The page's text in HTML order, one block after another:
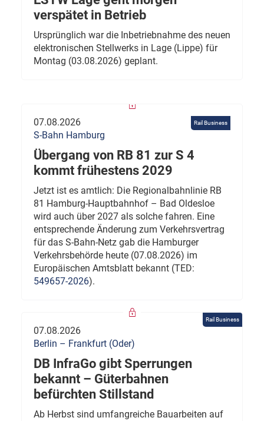
verspätet in Betrieb
Ursprünglich war die Inbetriebnahme des neuen
elektronischen Stellwerks in Lage (Lippe) für
Montag (03.08.2026) geplant.
Rail Business
07.08.2026
S-Bahn Hamburg
Übergang von RB 81 zur S 4
kommt frühestens 2029
Jetzt ist es amtlich: Die Regionalbahnlinie RB
81 Hamburg-Hauptbahnhof – Bad Oldesloe
wird auch über 2027 als solche fahren. Eine
entsprechende Änderung zum Verkehrsvertrag
für das S-Bahn-Netz gab die Hamburger
Verkehrsbehörde heute (07.08.2026) im
Europäischen Amtsblatt bekannt (TED:
549657-2026).
Rail Business
07.08.2026
Berlin – Frankfurt (Oder)
DB InfraGo gibt Sperrungen
bekannt – Güterbahnen
befürchten Stillstand
Ab Herbst sind umfangreiche Bauarbeiten auf